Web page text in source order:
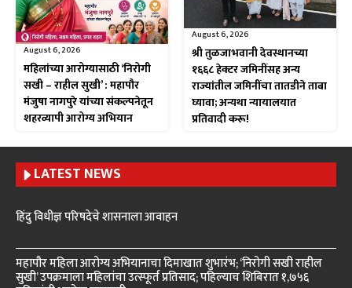
August 6, 2026
महिलांच्या आरोग्यासाठी ‘निरोगी
सखी – राहील सुखी’ : महापौर
मंजुषा नागपुरे यांच्या संकल्पनेतून
शहरव्यापी आरोग्य अभियान
August 6, 2026
श्री तुळजाभवानी देवस्थानच्या
१६६८ हेक्टर जमिनींसह अन्य
राज्यांतील जमिनींचा तातडीने ताबा
घ्यावा; अन्यथा न्यायालयात
प्रतिवादी करू!
LATEST NEWS
हिंदु विधीज्ञ परिषदेचे शासनाला आवाहन
महापौर महिला आरोग्य अभियानाचा दिमाखात शुभारंभ; ‘निरोगी सखी राहील
सुखी’ उपक्रमाला महिलांचा उत्स्फूर्त प्रतिसाद; पहिल्याच शिबिरात १,७५६